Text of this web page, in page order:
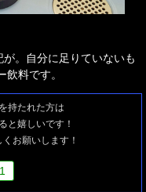
。自分に足りていないも
料です。
持たれた方は
と嬉しいです！
お願いします！
1